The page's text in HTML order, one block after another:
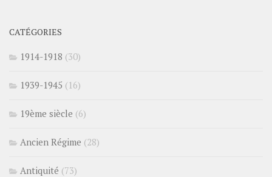
CATÉGORIES
1914-1918 (30)
1939-1945 (16)
19ème siècle (6)
Ancien Régime (28)
Antiquité (73)